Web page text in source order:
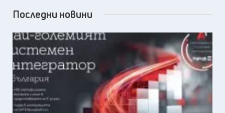
Последни новини